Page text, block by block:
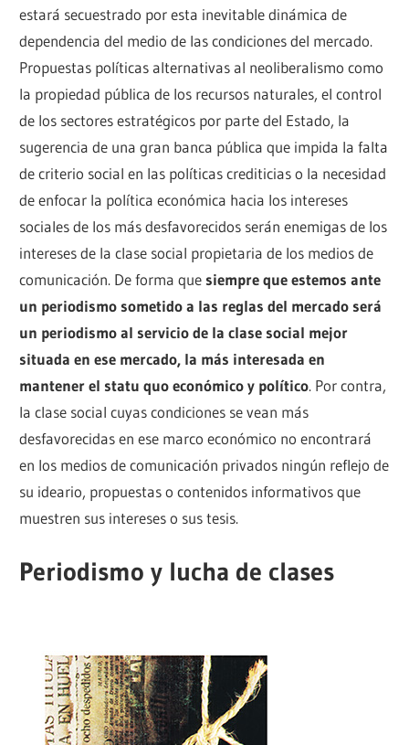
estará secuestrado por esta inevitable dinámica de
dependencia del medio de las condiciones del mercado.
Propuestas políticas alternativas al neoliberalismo como
la propiedad pública de los recursos naturales, el control
de los sectores estratégicos por parte del Estado, la
sugerencia de una gran banca pública que impida la falta
de criterio social en las políticas crediticias o la necesidad
de enfocar la política económica hacia los intereses
sociales de los más desfavorecidos serán enemigas de los
intereses de la clase social propietaria de los medios de
comunicación. De forma que siempre que estemos ante
un periodismo sometido a las reglas del mercado será
un periodismo al servicio de la clase social mejor
situada en ese mercado, la más interesada en
mantener el statu quo económico y político. Por contra,
la clase social cuyas condiciones se vean más
desfavorecidas en ese marco económico no encontrará
en los medios de comunicación privados ningún reflejo de
su ideario, propuestas o contenidos informativos que
muestren sus intereses o sus tesis.
Periodismo y lucha de clases